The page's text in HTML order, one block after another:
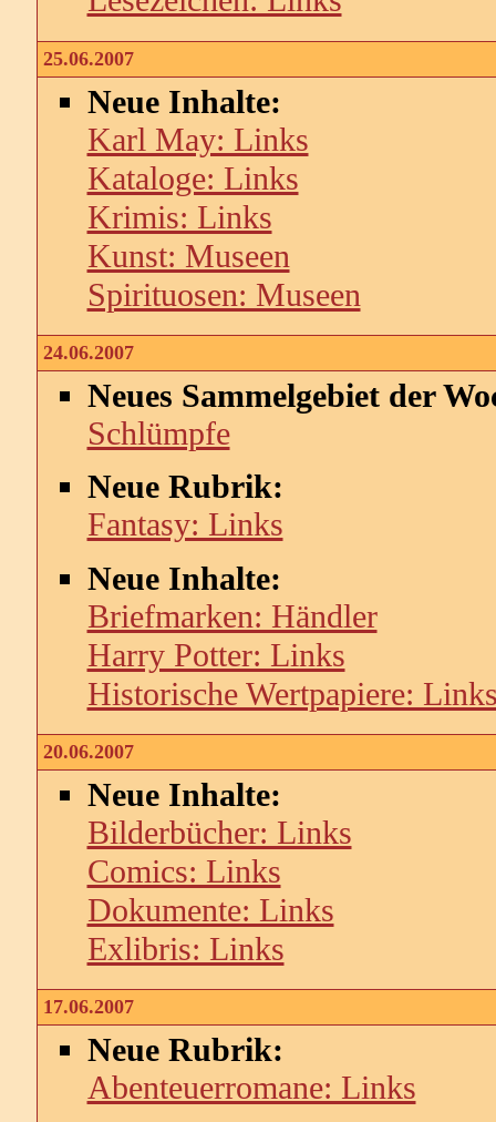
25.06.2007
Neue Inhalte:
Karl May: Links
Kataloge: Links
Krimis: Links
Kunst: Museen
Spirituosen: Museen
24.06.2007
Neues Sammelgebiet der
Schlümpfe
Neue Rubrik:
Fantasy: Links
Neue Inhalte:
Briefmarken: Händler
Harry Potter: Links
Historische Wertpapiere:
20.06.2007
Neue Inhalte:
Bilderbücher: Links
Comics: Links
Dokumente: Links
Exlibris: Links
17.06.2007
Neue Rubrik:
Abenteuerromane: Links